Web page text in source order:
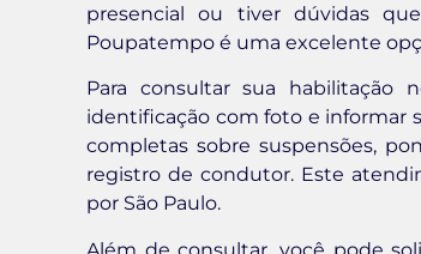
presencial ou tiver dúvidas
Poupatempo é uma excelente
Para consultar sua habilitação
identificação com foto e informar
completas sobre suspensões,
registro de condutor. Este
por São Paulo.
Além de consultar, você pode